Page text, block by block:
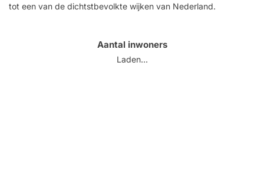
tot een van de dichtstbevolkte wijken van Nederland.
Aantal inwoners
Laden...